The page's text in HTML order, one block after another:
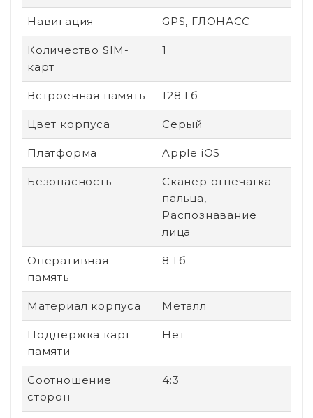
Навигация GPS, ГЛОНАСС
Количество SIM-
карт
1
Встроенная память 128 Гб
Цвет корпуса Серый
Платформа Apple iOS
Безопасность
Сканер отпечатка
пальца,
Распознавание
лица
Оперативная
память
8 Гб
Материал корпуса Металл
Поддержка карт
памяти
Нет
Соотношение
сторон
4:3